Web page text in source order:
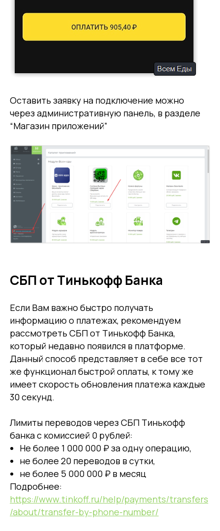
Оставить заявку на подключение можно
через административную панель, в разделе
“Магазин приложений”
СБП от Тинькофф Банка
Если Вам важно быстро получать
информацию о платежах, рекомендуем
рассмотреть СБП от Тинькофф Банка,
который недавно появился в платформе.
Данный способ представляет в себе все тот
же функционал быстрой оплаты, к тому же
имеет скорость обновления платежа каждые
30 секунд.
Лимиты переводов через СБП Тинькофф
банка с комиссией 0 рублей:
Не более 1 000 000 ₽ за одну операцию,
не более 20 переводов в сутки,
не более 5 000 000 ₽ в месяц
Подробнее:
https://www.tinkoff.ru/help/payments/transfers
/about/transfer-by-phone-number/